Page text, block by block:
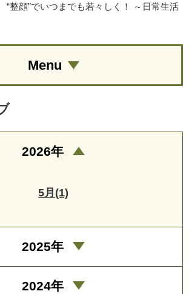
整顔”でいつまでも若々しく！ ～日常生活
Menu
2026年
5月(1)
2025年
2024年